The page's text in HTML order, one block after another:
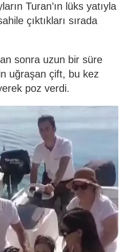
Turan’ın lüks yatıyla
çıktıkları sırada
sonra uzun bir süre
uğraşan çift, bu kez
poz verdi.